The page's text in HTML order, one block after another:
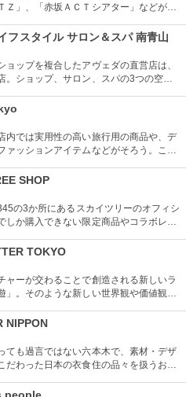
Ｚ」、「赤坂ＡＣＴシアター」などが揃
フスタイル サロン＆スパ 南青山
ョップを複合したアヴェダの直営店は、
。ショップ、サロン、スパの3つの空間
ックスしてお過ごしいただけます。
内では実用性の高い旅行用の商品や、デ
ァッションアイテムなどがそろう。これ
SHOP
の3か所にあるスカイツリーのオフィシ
しか購入できない限定商品やコラボレー
購入として記念に残る思い出に！
TOKYO
ャーが交わることで創造される新しいラ
」。そのような新しい世界観や価値観を
いる。
NIPPON
ても過言ではない六本木で、素材・デザ
だわった日本の衣食住の品々を扱うお